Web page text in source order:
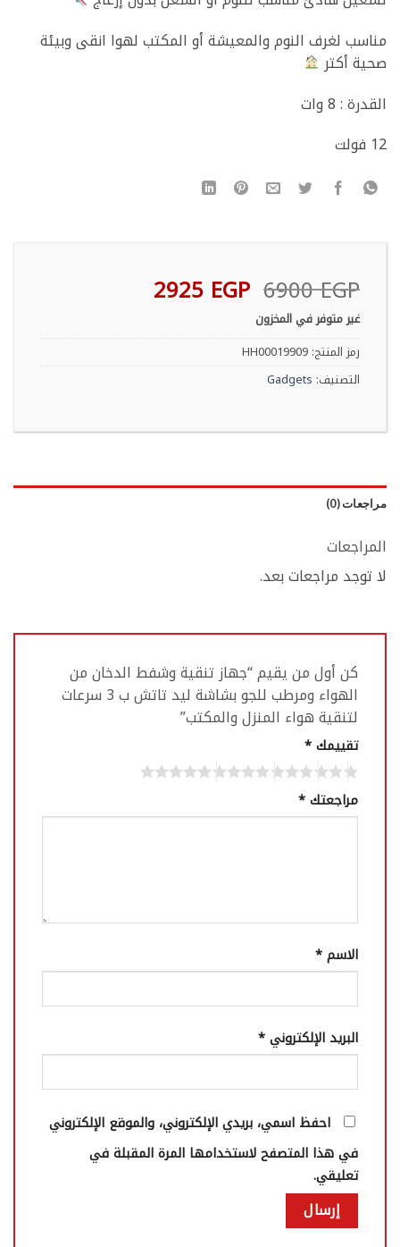
مناسب لغرف النوم والمعيشة أو المكتب لهوا انقى وبيئة
صحية أكتر
القدرة : 8 وات
12 فولت
6900EGP السعر
الأصلي
هو:
6900 EGP.
2925EGP السعر
الحالي
هو:
2925 EGP.
غير متوفر في المخزون
رمز المنتج:HH00019909
التصنيف:Gadgets
مراجعات (0)
المراجعات
لا توجد مراجعات بعد.
كن أول من يقيم “جهاز تنقية وشفط الدخان من
الهواء ومرطب للجو بشاشة ليد تاتش ب 3 سرعات
لتنقية هواء المنزل والمكتب”
تقييمك*
مراجعتك*
الاسم*
البريد الإلكتروني*
احفظ اسمي، بريدي الإلكتروني، والموقع الإلكتروني
في هذا المتصفح لاستخدامها المرة المقبلة في
تعليقي.